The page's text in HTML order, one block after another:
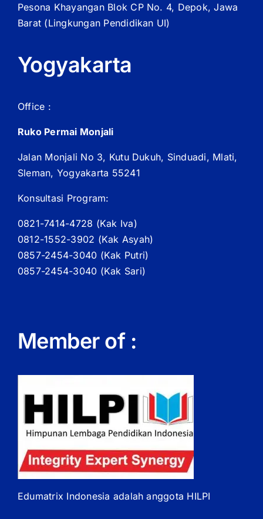
Pesona Khayangan Blok CP No. 4, Depok, Jawa
Barat (Lingkungan Pendidikan UI)
Yogyakarta
Office :
Ruko Permai Monjali
Jalan Monjali No 3, Kutu Dukuh, Sinduadi, Mlati,
Sleman, Yogyakarta 55241
Konsultasi Program:
0821-7414-4728 (Kak Iva)
0812-1552-3902 (Kak Asyah)
0857-2454-3040 (Kak Putri)
0857-2454-3040 (Kak Sari)
Member of :
Edumatrix Indonesia adalah anggota HILPI